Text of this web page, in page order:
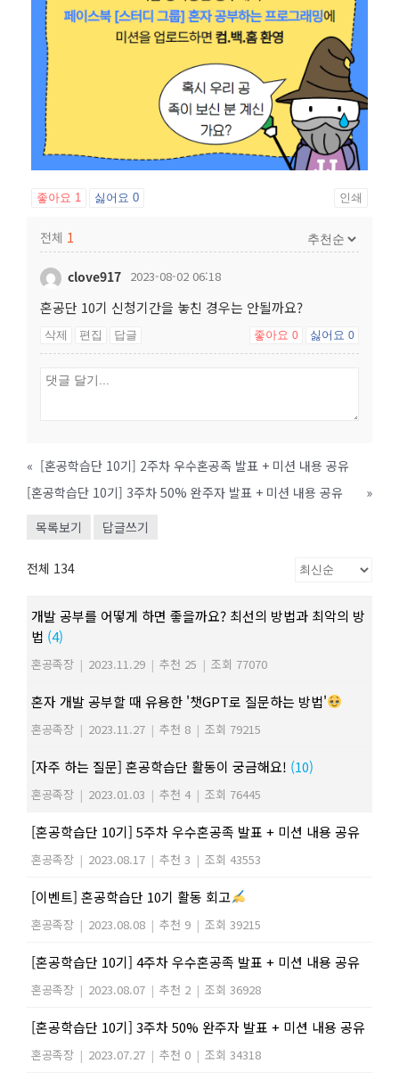
좋아요 1 싫어요 0 인쇄
전체 1
clove917 2023-08-02 06:18
혼공단 10기 신청기간을 놓친 경우는 안될까요?
삭제 편집 답글 좋아요 0 싫어요 0
« [혼공학습단 10기] 2주차 우수혼공족 발표 + 미션 내용 공유
[혼공학습단 10기] 3주차 50% 완주자 발표 + 미션 내용 공유
»
목록보기
답글쓰기
전체 134
개발 공부를 어떻게 하면 좋을까요? 최선의 방법과 최악의 방
법 (4)
혼공족장 | 2023.11.29 | 추천 25 | 조회 77070
혼자 개발 공부할 때 유용한 '챗GPT로 질문하는 방법'
혼공족장 | 2023.11.27 | 추천 8 | 조회 79215
[자주 하는 질문] 혼공학습단 활동이 궁금해요! (10)
혼공족장 | 2023.01.03 | 추천 4 | 조회 76445
[혼공학습단 10기] 5주차 우수혼공족 발표 + 미션 내용 공유
혼공족장 | 2023.08.17 | 추천 3 | 조회 43553
[이벤트] 혼공학습단 10기 활동 회고
혼공족장 | 2023.08.08 | 추천 9 | 조회 39215
[혼공학습단 10기] 4주차 우수혼공족 발표 + 미션 내용 공유
혼공족장 | 2023.08.07 | 추천 2 | 조회 36928
[혼공학습단 10기] 3주차 50% 완주자 발표 + 미션 내용 공유
혼공족장 | 2023.07.27 | 추천 0 | 조회 34318